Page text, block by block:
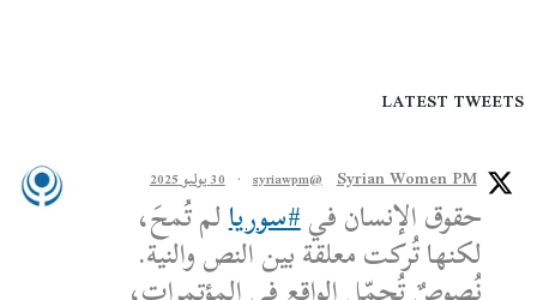
LATEST TWEETS
Syrian Women PM
@syriawpm
· 30 يوليو 2025
حقوق الإنسان في#سوريالم تُمحَ،
لكنها تُركت معلقة بين النص والنية.